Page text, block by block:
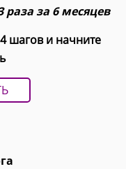
раза за 6 месяцев
шагов и начните